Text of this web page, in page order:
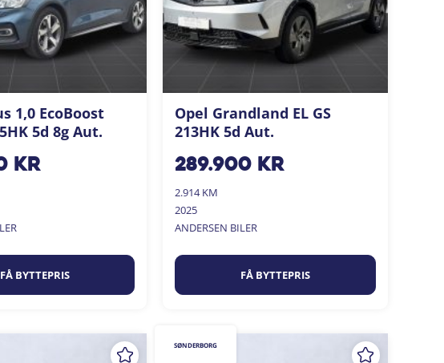
1,0 EcoBoost
5d 8g Aut.
kr
FÅ BYTTEPRIS
Opel Grandland EL GS
213HK 5d Aut.
289.900 kr
2.914 KM
2025
ANDERSEN BILER
FÅ BYTTEPRIS
SØNDERBORG